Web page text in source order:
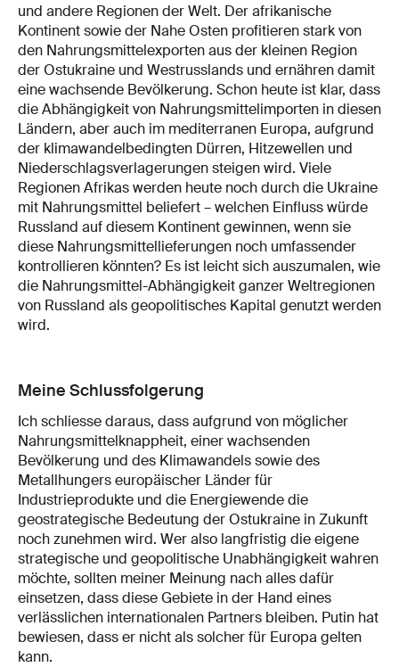
und andere Regionen der Welt. Der afrikanische
Kontinent sowie der Nahe Osten profitieren stark von
den Nahrungsmittelexporten aus der kleinen Region
der Ostukraine und Westrusslands und ernähren damit
eine wachsende Bevölkerung. Schon heute ist klar, dass
die Abhängigkeit von Nahrungsmittelimporten in diesen
Ländern, aber auch im mediterranen Europa, aufgrund
der klimawandelbedingten Dürren, Hitzewellen und
Niederschlagsverlagerungen steigen wird. Viele
Regionen Afrikas werden heute noch durch die Ukraine
mit Nahrungsmittel beliefert – welchen Einfluss würde
Russland auf diesem Kontinent gewinnen, wenn sie
diese Nahrungsmittellieferungen noch umfassender
kontrollieren könnten? Es ist leicht sich auszumalen, wie
die Nahrungsmittel-Abhängigkeit ganzer Weltregionen
von Russland als geopolitisches Kapital genutzt werden
wird.
Meine Schlussfolgerung
Ich schliesse daraus, dass aufgrund von möglicher
Nahrungsmittelknappheit, einer wachsenden
Bevölkerung und des Klimawandels sowie des
Metallhungers europäischer Länder für
Industrieprodukte und die Energiewende die
geostrategische Bedeutung der Ostukraine in Zukunft
noch zunehmen wird. Wer also langfristig die eigene
strategische und geopolitische Unabhängigkeit wahren
möchte, sollten meiner Meinung nach alles dafür
einsetzen, dass diese Gebiete in der Hand eines
verlässlichen internationalen Partners bleiben. Putin hat
bewiesen, dass er nicht als solcher für Europa gelten
kann.